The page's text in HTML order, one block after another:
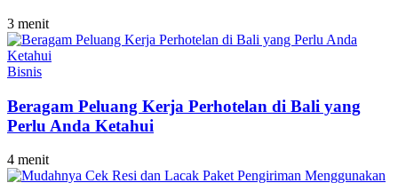
3 menit
Bisnis
Beragam Peluang Kerja Perhotelan di Bali yang
Perlu Anda Ketahui
4 menit